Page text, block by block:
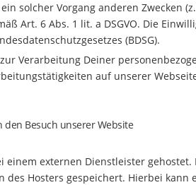
solcher Vorgang anderen Zwecken
Art. 6 Abs. 1 lit. a DSGVO. Die
(BDSG).
Verarbeitung Deiner
auf unserer
Besuch unserer Website
einem externen Dienstleister
des Hosters gespeichert. Hierbei